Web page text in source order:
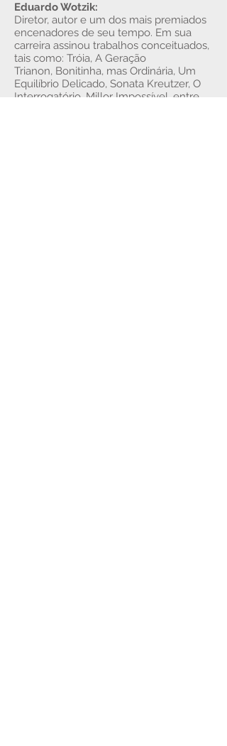
Eduardo Wotzik:
Diretor, autor e um dos mais premiados
encenadores de seu tempo. Em sua
carreira assinou trabalhos conceituados,
tais como: Tróia, A Geração
Trianon, Bonitinha, mas Ordinária, Um
Equilíbrio Delicado, Sonata Kreutzer, O
Interrogatório, Millor Impossível, entre